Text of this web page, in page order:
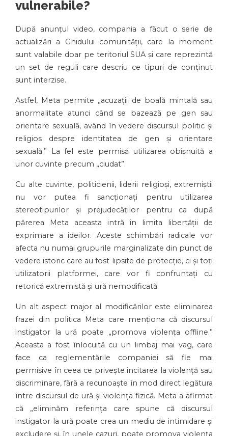
vulnerabile?
După anunțul video, compania a făcut o serie de
actualizări a Ghidului comunității, care la moment
sunt valabile doar pe teritoriul SUA și care reprezintă
un set de reguli care descriu ce tipuri de conținut
sunt interzise.
Astfel, Meta permite „acuzații de boală mintală sau
anormalitate atunci când se bazează pe gen sau
orientare sexuală, având în vedere discursul politic și
religios despre identitatea de gen și orientare
sexuală.” La fel este permisă utilizarea obișnuită a
unor cuvinte precum „ciudat”.
Cu alte cuvinte, politicienii, liderii religioși, extremiștii
nu vor putea fi sancționați pentru utilizarea
stereotipurilor și prejudecăților pentru ca după
părerea Meta aceasta intră în limita libertății de
exprimare a ideilor. Aceste schimbări radicale vor
afecta nu numai grupurile marginalizate din punct de
vedere istoric care au fost lipsite de protecție, ci și toți
utilizatorii platformei, care vor fi confruntați cu
retorică extremistă și ură nemodificată.
Un alt aspect major al modificărilor este eliminarea
frazei din politica Meta care menționa că discursul
instigator la ură poate „promova violența offline.”
Aceasta a fost înlocuită cu un limbaj mai vag, care
face ca reglementările companiei să fie mai
permisive în ceea ce privește incitarea la violență sau
discriminare, fără a recunoaște în mod direct legătura
între discursul de ură și violența fizică. Meta a afirmat
că „eliminăm referința care spune că discursul
instigator la ură poate crea un mediu de intimidare și
excludere și, în unele cazuri, poate promova violența